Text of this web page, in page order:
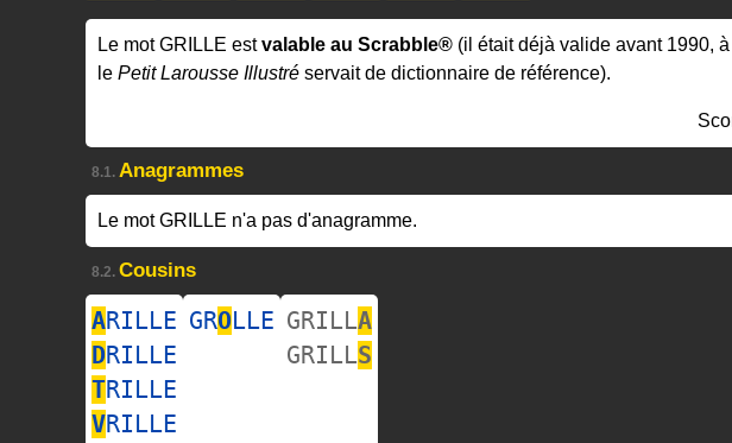
Le mot GRILLE estvalable au Scrabble® (il était déjà valide avant 1990,
le Petit Larousse Illustré servait de dictionnaire de référence).
8.1. Anagrammes
Le mot GRILLE n'a pas d'anagramme.
8.2. Cousins
ARILLE
DRILLE
TRILLE
VRILLE
GROLLE GRILLA
GRILLS